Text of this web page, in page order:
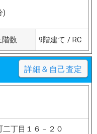
)
数 9階建て / RC
詳細＆自己査定
丁目１６－２０